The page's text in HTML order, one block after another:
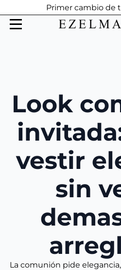
Primer cambio de
Look
vestir
sin
La comunión pide